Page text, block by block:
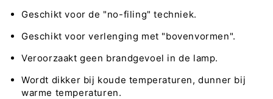
Geschikt voor de "no-filing" techniek.
Geschikt voor verlenging met "bovenvormen".
Veroorzaakt geen brandgevoel in de lamp.
Wordt dikker bij koude temperaturen, dunner bij
warme temperaturen.